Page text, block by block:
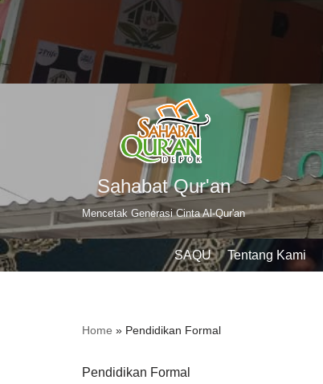
Skip
content
Sahabat Qur'an
Mencetak Generasi Cinta Al-Qur'an
SAQU Tentang Kami
Home » Pendidikan Formal
Pendidikan Formal